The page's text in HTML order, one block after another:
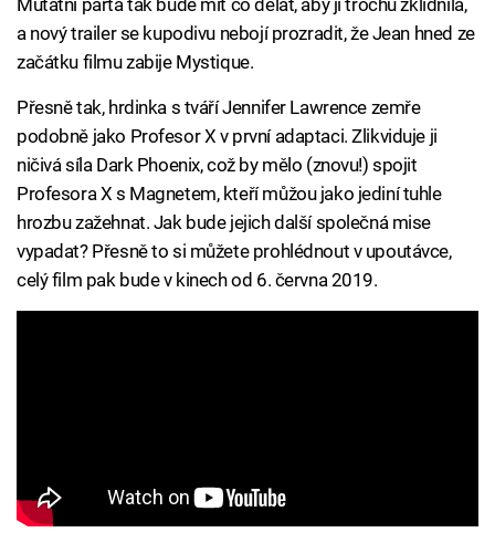
Mutatní parta tak bude mít co dělat, aby ji trochu zklidnila,
a nový trailer se kupodivu nebojí prozradit, že Jean hned ze
začátku filmu zabije Mystique.
Přesně tak, hrdinka s tváří Jennifer Lawrence zemře
podobně jako Profesor X v první adaptaci. Zlikviduje ji
ničivá síla Dark Phoenix, což by mělo (znovu!) spojit
Profesora X s Magnetem, kteří můžou jako jediní tuhle
hrozbu zažehnat. Jak bude jejich další společná mise
vypadat? Přesně to si můžete prohlédnout v upoutávce,
celý film pak bude v kinech od 6. června 2019.